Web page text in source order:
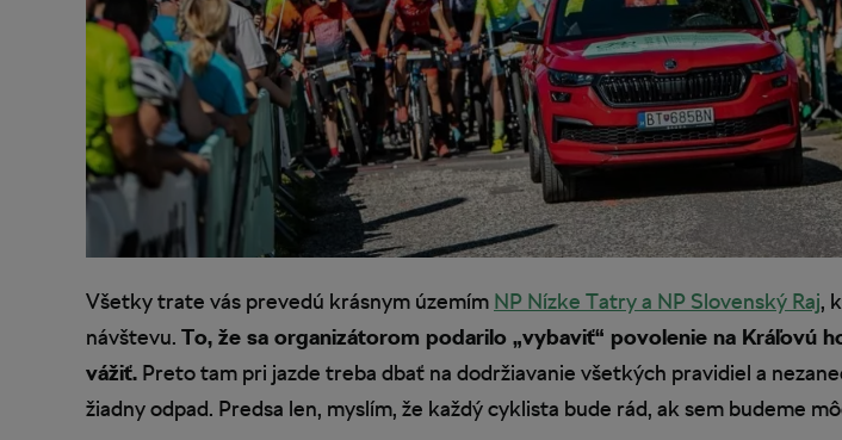
Všetky trate vás prevedú krásnym územím NP Nízke Tatry a NP Slovenský Raj,
návštevu. To, že sa organizátorom podarilo „vybaviť“ povolenie na Kráľovú
vážiť. Preto tam pri jazde treba dbať na dodržiavanie všetkých pravidiel a
žiadny odpad. Predsa len, myslím, že každý cyklista bude rád, ak sem budeme